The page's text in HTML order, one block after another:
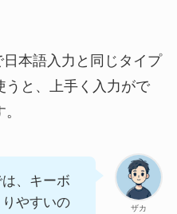
本語入力と同じタイプ
うと、上手く入力がで
ザカ
、キーボ
やすいの